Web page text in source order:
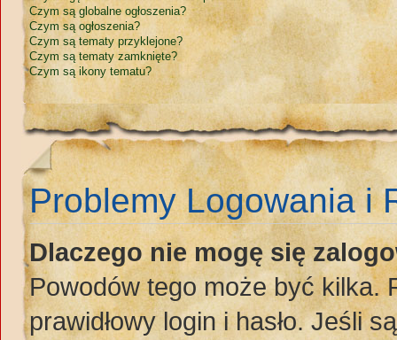
Czym są globalne ogłoszenia?
Czym są ogłoszenia?
Czym są tematy przyklejone?
Czym są tematy zamknięte?
Czym są ikony tematu?
Problemy Logowania i
Dlaczego nie mogę się
Powodów tego może być kilka.
prawidłowy login i hasło. Jeśli